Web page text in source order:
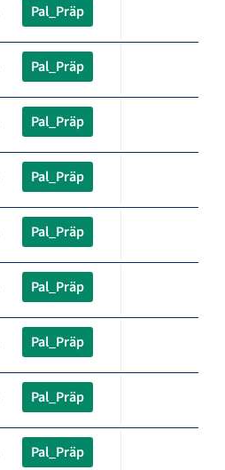
Pal_Präp
Pal_Präp
Pal_Präp
Pal_Präp
Pal_Präp
Pal_Präp
Pal_Präp
Pal_Präp
Pal_Präp